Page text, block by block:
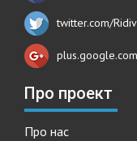
twitter.com/
Про проект
Про нас